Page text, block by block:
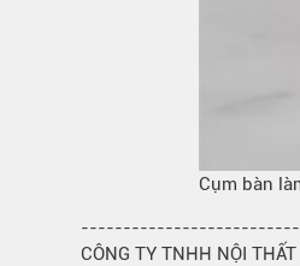
Cụm bàn
CÔNG TY TNHH NỘI